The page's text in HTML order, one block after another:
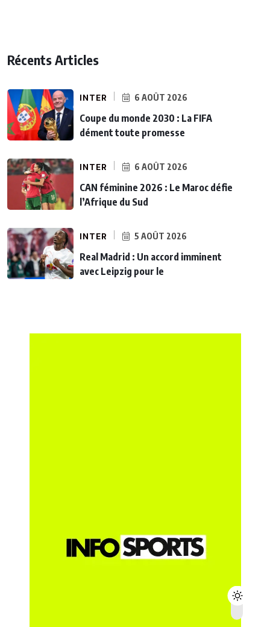
Récents Articles
INTER 6 AOÛT 2026
Coupe du monde 2030 : La FIFA
dément toute promesse
INTER 6 AOÛT 2026
CAN féminine 2026 : Le Maroc défie
l’Afrique du Sud
INTER 5 AOÛT 2026
Real Madrid : Un accord imminent
avec Leipzig pour le